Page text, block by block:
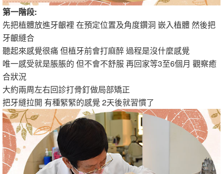
第一階段:
先把植體放進牙齦裡 在預定位置及角度鑽洞 嵌入植體 然後把
牙齦縫合
聽起來感覺很痛 但植牙前會打麻醉 過程是沒什麼感覺
唯一感受就是脹脹的 但不會不舒服 再回家等3至6個月 觀察癒
合狀況
大約兩周左右回診打骨釘做局部矯正
把牙縫拉開 有種緊緊的感覺 2天後就習慣了